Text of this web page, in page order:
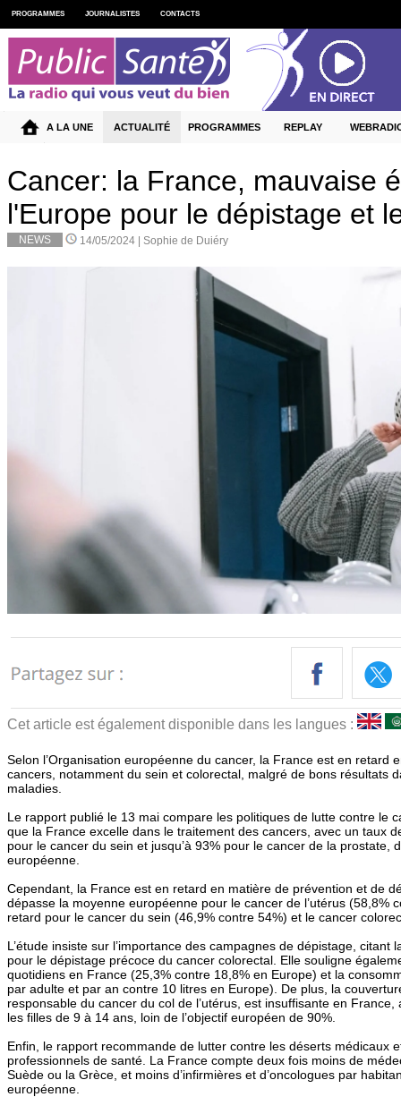
Cancer: la France, mauvaise
l'Europe pour le dépistage et
NEWS 14/05/2024 | Sophie de Duiéry
Cet article est également disponible dans les langues :
Selon l’Organisation européenne du cancer, la France est en retard
cancers, notamment du sein et colorectal, malgré de bons résultats
maladies.
Le rapport publié le 13 mai compare les politiques de lutte contre le
que la France excelle dans le traitement des cancers, avec un taux
pour le cancer du sein et jusqu’à 93% pour le cancer de la prostate,
européenne.
Cependant, la France est en retard en matière de prévention et de
dépasse la moyenne européenne pour le cancer de l’utérus (58,8%
retard pour le cancer du sein (46,9% contre 54%) et le cancer
L’étude insiste sur l’importance des campagnes de dépistage, citant
pour le dépistage précoce du cancer colorectal. Elle souligne
quotidiens en France (25,3% contre 18,8% en Europe) et la
par adulte et par an contre 10 litres en Europe). De plus, la
responsable du cancer du col de l’utérus, est insuffisante en
les filles de 9 à 14 ans, loin de l’objectif européen de 90%.
Enfin, le rapport recommande de lutter contre les déserts médicaux
professionnels de santé. La France compte deux fois moins de
Suède ou la Grèce, et moins d’infirmières et d’oncologues par
européenne.
PROGRAMMES JOURNALISTES CONTACTS
A LA UNE ACTUALITÉ PROGRAMMES REPLAY